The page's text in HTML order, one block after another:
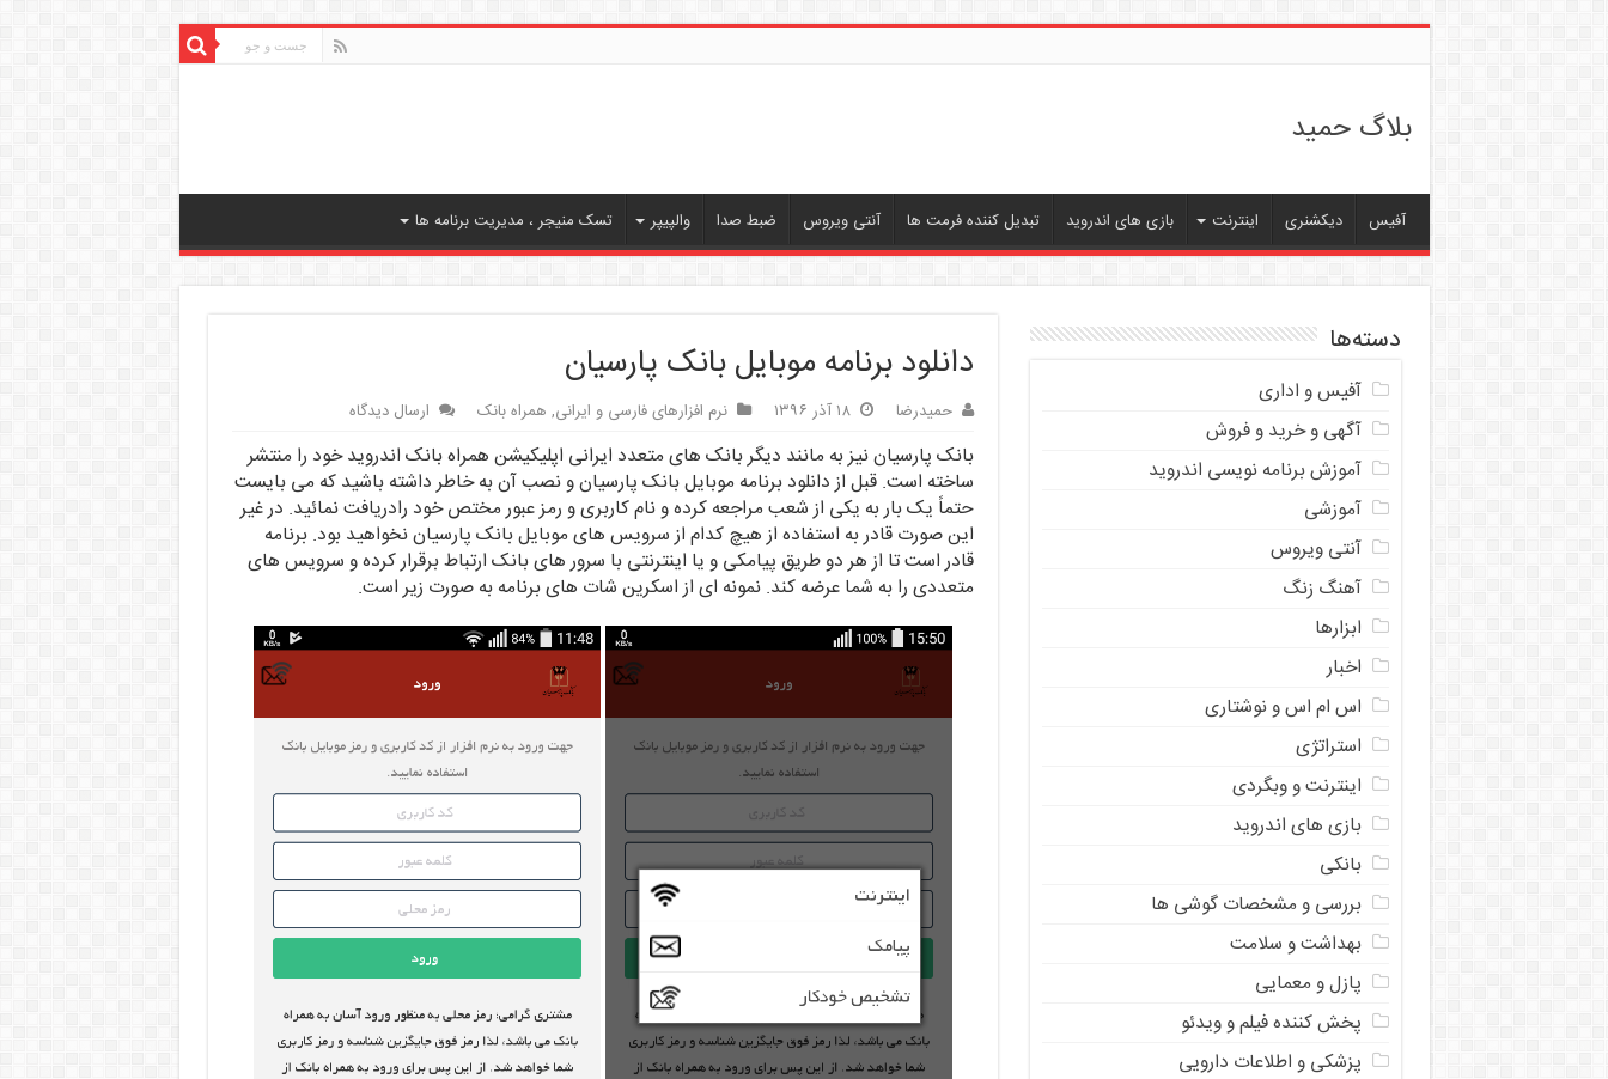
بلاگ حمید
آفیس دیکشنری اینترنت بازی های اندروید تبدیل کننده فرمت ها آنتی ویروس ضبط صدا والپیپر تسک منیجر ، مدیریت برنامه ها
دانلود برنامه موبایل بانک پارسیان
حمیدرضا ۱۸ آذر ۱۳۹۶ نرم افزارهای فارسی و ایرانی, همراه بانک ارسال دیدگاه
بانک پارسیان نیز به مانند دیگر بانک های متعدد ایرانی اپلیکیشن همراه بانک اندروید خود را منتشر
ساخته است. قبل از دانلود برنامه موبایل بانک پارسیان و نصب آن به خاطر داشته باشید که می بایست
حتماً یک بار به یکی از شعب مراجعه کرده و نام کاربری و رمز عبور مختص خود رادریافت نمائید. در غیر
این صورت قادر به استفاده از هیچ کدام از سرویس های موبایل بانک پارسیان نخواهید بود. برنامه
قادر است تا از هر دو طریق پیامکی و یا اینترنتی با سرور های بانک ارتباط برقرار کرده و سرویس های
متعددی را به شما عرضه کند. نمونه ای از اسکرین شات های برنامه به صورت زیر است.
دسته‌ها
آفیس و اداری
آگهی و خرید و فروش
آموزش برنامه نویسی اندروید
آموزشی
آنتی ویروس
آهنگ زنگ
ابزارها
اخبار
اس ام اس و نوشتاری
استراتژی
اینترنت و وبگردی
بازی های اندروید
بانکی
بررسی و مشخصات گوشی ها
بهداشت و سلامت
پازل و معمایی
پخش کننده فیلم و ویدئو
پزشکی و اطلاعات دارویی